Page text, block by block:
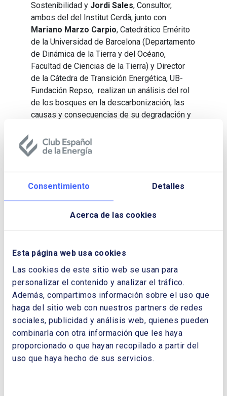
Consentimiento Detalles
Acerca de las cookies
Esta página web usa cookies
Las cookies de este sitio web se usan para
personalizar el contenido y analizar el tráfico.
Además, compartimos información sobre el uso que
haga del sitio web con nuestros partners de redes
sociales, publicidad y análisis web, quienes pueden
combinarla con otra información que les haya
proporcionado o que hayan recopilado a partir del
uso que haya hecho de sus servicios.
Sostenibilidad y Jordi Sales, Consultor,
ambos del del Institut Cerdà, junto con
Mariano Marzo Carpio, Catedrático Emérito
de la Universidad de Barcelona (Departamento
de Dinámica de la Tierra y del Océano,
Facultad de Ciencias de la Tierra) y Director
de la Cátedra de Transición Energética, UB-
Fundación Repso, realizan un análisis del rol
de los bosques en la descarbonización, las
causas y consecuencias de su degradación y
para revertir su pérdida.
Descargar Cuaderno:
LA LUCHA
CONTRA LA DEFORESTACIÓN, UNA
HERRAMIENTA PARA MITIGAR EL
CAMBIO CLIMÁTICO
EMPRESA:
CORREO ELECTRÓNICO: